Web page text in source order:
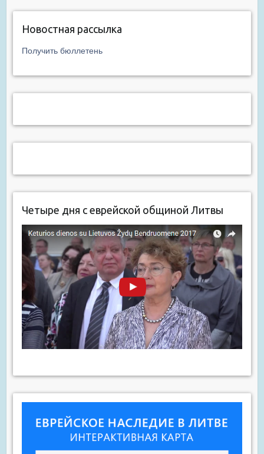
Новостная рассылка
Получить бюллетень
Четыре дня с еврейской общиной Литвы